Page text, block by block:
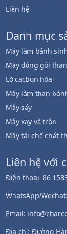
Liên hệ
Danh mục
Máy làm bánh
Máy đóng gói
Lò cacbon hóa
Máy làm than
Máy sấy
Máy xay và trộn
Máy tái chế chất
Liên hệ với
Điện thoại: 86
WhatsApp/
Email:
Địa chỉ: Đường